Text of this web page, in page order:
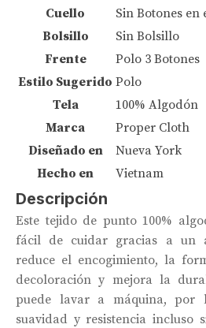
Cuello
Sin Botones en
Bolsillo
Sin Bolsillo
Frente
Polo 3 Botones
Estilo Sugerido Polo
Tela
100% Algodón
Marca
Proper Cloth
Diseñado en
Nueva York
Hecho en
Vietnam
Descripción
Este tejido de punto 100%
fácil de cuidar gracias a un
reduce el encogimiento, la
decoloración y mejora la
puede lavar a máquina, por
suavidad y resistencia incluso